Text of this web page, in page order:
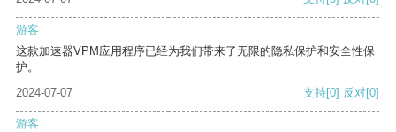
游客
这款加速器VPM应用程序已经为我们带来了无限的隐私保护和安全性保
护。
2024-07-07
支持[0] 反对[0]
游客